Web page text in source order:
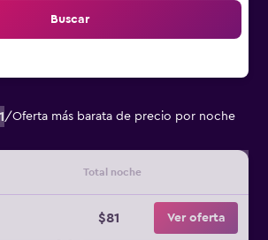
Buscar
/Oferta más barata de precio por noche
Total noche
$81 Ver oferta